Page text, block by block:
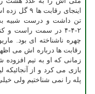
تن داشت و درست شبیه
۲-۴-۴ در سمت راست و
چهره ناشناخته ای بود.
رقابت ها درباره اش می
زمانی که او به تیم
بازی می کرد و از
پله را نمی شناختیم ولی